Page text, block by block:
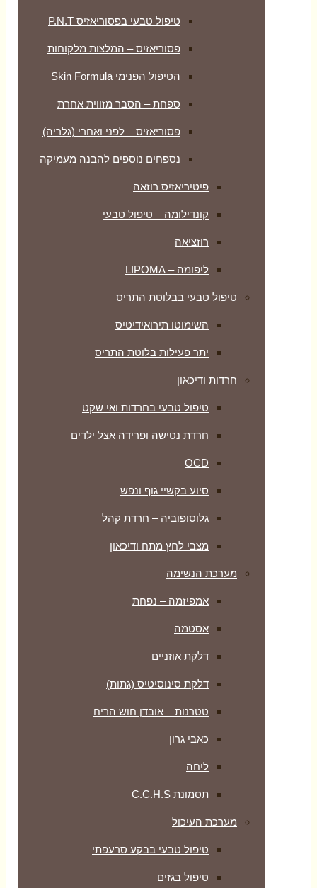
טיפול טבעי בפסוריאזיס P.N.T
פסוריאזיס – המלצות מלקוחות
הטיפול הפנימי Skin Formula
ספחת – הסבר מזווית אחרת
פסוריאזיס – לפני ואחרי (גלריה)
נספחים נוספים להבנה מעמיקה
פיטיריאזיס רוזאה
קונדילומה – טיפול טבעי
רוזציאה
ליפומה – LIPOMA
טיפול טבעי בבלוטת התריס
השימוטו תירואידיטיס
יתר פעילות בלוטת התריס
חרדות ודיכאון
טיפול טבעי בחרדות ואי שקט
חרדת נטישה ופרידה אצל ילדים
OCD
סיוע בקשיי גוף ונפש
גלוסופוביה – חרדת קהל
מצבי לחץ מתח ודיכאון
מערכת הנשימה
אמפיזמה – נפחת
אסטמה
דלקת אוזניים
דלקת סינוסיטיס (גתות)
טטרנות – אובדן חוש הריח
כאבי גרון
ליחה
תסמונת C.C.H.S
מערכת העיכול
טיפול טבעי בבקע סרעפתי
טיפול בגזים